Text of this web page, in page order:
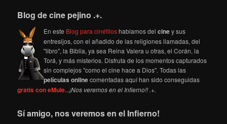
Blog de cine pejino .+.
En este Blog para cinéfiloshablamos delciney sus
entresijos, con el añadido de las religiones llamadas, del
"libro", la Biblia, ya sea Reina Valera u otras, el Corán, la
Torá, y más misterios. Disfruta de los momentos capturados
sin complejos "como el cine hace a Dios". Todas las
películas onlinecomentadas aquí han sido conseguidas
gratis con eMule...¡Nos veremos en el Infierno!! .+.
Sí amigo, nos veremos en el Infierno!